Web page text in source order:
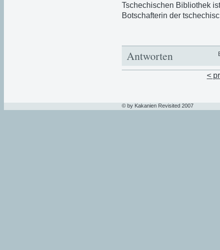
Tschechischen Bibliothek
Botschafterin der
Antworten
<
© by Kakanien Revisited 2007